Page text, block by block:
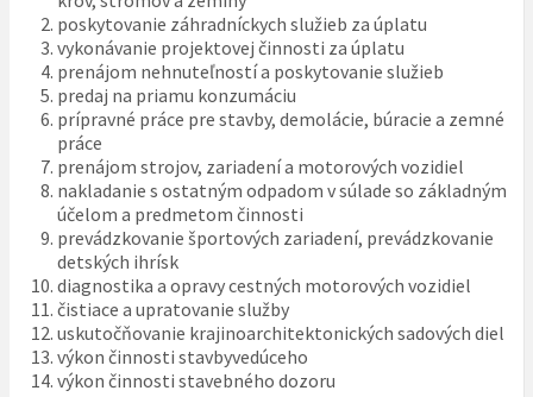
poskytovanie záhradníckych služieb za úplatu
vykonávanie projektovej činnosti za úplatu
prenájom nehnuteľností a poskytovanie služieb
predaj na priamu konzumáciu
prípravné práce pre stavby, demolácie, búracie a zemné
práce
prenájom strojov, zariadení a motorových vozidiel
nakladanie s ostatným odpadom v súlade so základným
účelom a predmetom činnosti
prevádzkovanie športových zariadení, prevádzkovanie
detských ihrísk
diagnostika a opravy cestných motorových vozidiel
čistiace a upratovanie služby
uskutočňovanie krajinoarchitektonických sadových diel
výkon činnosti stavbyvedúceho
výkon činnosti stavebného dozoru